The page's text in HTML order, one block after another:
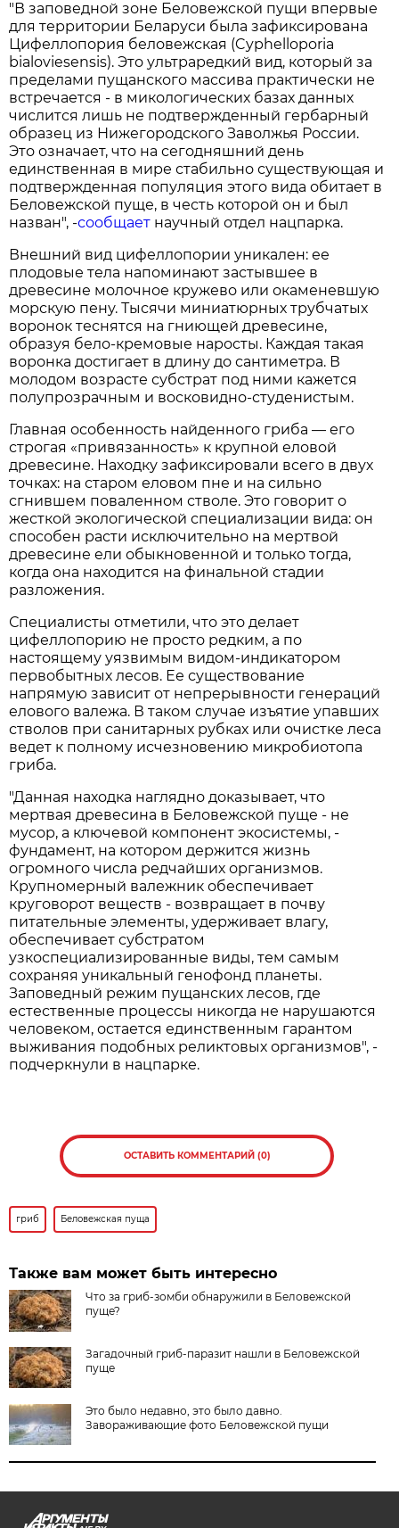
"В заповедной зоне Беловежской пущи впервые
для территории Беларуси была зафиксирована
Цифеллопория беловежская (Cyphelloporia
bialoviesensis). Это ультраредкий вид, который за
пределами пущанского массива практически не
встречается - в микологических базах данных
числится лишь не подтвержденный гербарный
образец из Нижегородского Заволжья России.
Это означает, что на сегодняшний день
единственная в мире стабильно существующая и
подтвержденная популяция этого вида обитает в
Беловежской пуще, в честь которой он и был
назван", -сообщает научный отдел нацпарка.
Внешний вид цифеллопории уникален: ее
плодовые тела напоминают застывшее в
древесине молочное кружево или окаменевшую
морскую пену. Тысячи миниатюрных трубчатых
воронок теснятся на гниющей древесине,
образуя бело-кремовые наросты. Каждая такая
воронка достигает в длину до сантиметра. В
молодом возрасте субстрат под ними кажется
полупрозрачным и восковидно-студенистым.
Главная особенность найденного гриба — его
строгая «привязанность» к крупной еловой
древесине. Находку зафиксировали всего в двух
точках: на старом еловом пне и на сильно
сгнившем поваленном стволе. Это говорит о
жесткой экологической специализации вида: он
способен расти исключительно на мертвой
древесине ели обыкновенной и только тогда,
когда она находится на финальной стадии
разложения.
Специалисты отметили, что это делает
цифеллопорию не просто редким, а по
настоящему уязвимым видом-индикатором
первобытных лесов. Ее существование
напрямую зависит от непрерывности генераций
елового валежа. В таком случае изъятие упавших
стволов при санитарных рубках или очистке леса
ведет к полному исчезновению микробиотопа
гриба.
"Данная находка наглядно доказывает, что
мертвая древесина в Беловежской пуще - не
мусор, а ключевой компонент экосистемы, -
фундамент, на котором держится жизнь
огромного числа редчайших организмов.
Крупномерный валежник обеспечивает
круговорот веществ - возвращает в почву
питательные элементы, удерживает влагу,
обеспечивает субстратом
узкоспециализированные виды, тем самым
сохраняя уникальный генофонд планеты.
Заповедный режим пущанских лесов, где
естественные процессы никогда не нарушаются
человеком, остается единственным гарантом
выживания подобных реликтовых организмов", -
подчеркнули в нацпарке.
ОСТАВИТЬ КОММЕНТАРИЙ (0)
гриб Беловежская пуща
Также вам может быть интересно
Что за гриб-зомби обнаружили в Беловежской
пуще?
Загадочный гриб-паразит нашли в Беловежской
пуще
Это было недавно, это было давно.
Завораживающие фото Беловежской пущи